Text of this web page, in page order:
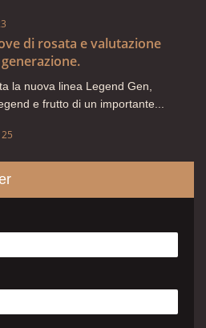
di rosata e valutazione
la nuova linea Legend Gen,
e frutto di un importante...